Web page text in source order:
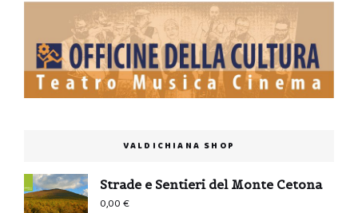
VALDICHIANA SHOP
Strade e Sentieri del Monte Cetona
0,00€